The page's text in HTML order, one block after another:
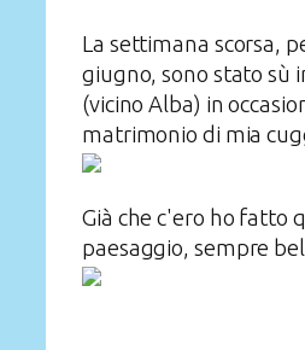
La settimana scorsa,
giugno, sono stato sù
(vicino Alba) in
matrimonio di mia
Già che c'ero ho fatto
paesaggio, sempre